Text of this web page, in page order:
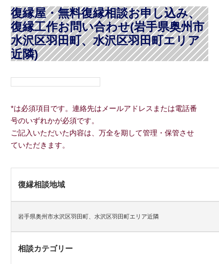
復縁屋・無料復縁相談お申し込み、
復縁工作お問い合わせ(岩手県奥州市
水沢区羽田町、水沢区羽田町エリア
近隣)
*は必須項目です。連絡先はメールアドレスまたは電話番
号のいずれかが必須です。
ご記入いただいた内容は、万全を期して管理・保管させ
ていただきます。
復縁相談地域
岩手県奥州市水沢区羽田町、水沢区羽田町エリア近隣
相談カテゴリー